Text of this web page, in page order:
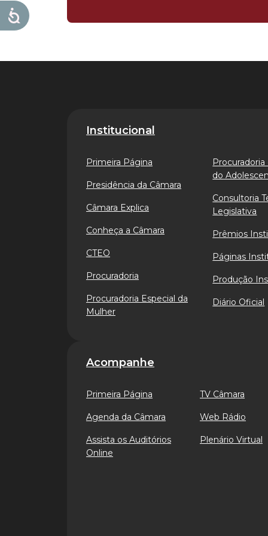
Institucional
Primeira Página
Presidência da Câmara
Câmara Explica
Conheça a Câmara
CTEO
Procuradoria
Procuradoria Especial da
Mulher
Procuradoria
do
Consultoria
Legislativa
Prêmios
Páginas
Produção
Diário Oficial
Acompanhe
Primeira Página
Agenda da Câmara
Assista os Auditórios
Online
TV Câmara
Web Rádio
Plenário Virtual